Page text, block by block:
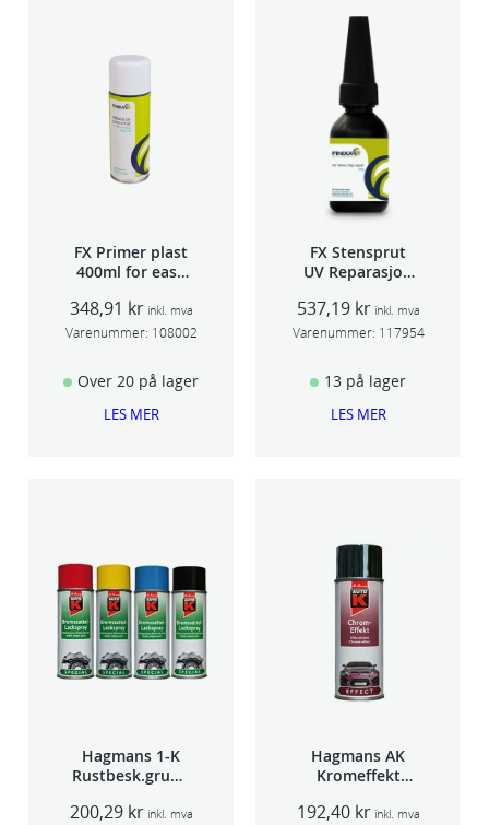
FX Primer plast
400ml for easy
TSP 030
348,91 kr inkl. mva
Varenummer: 108002
Over 20 på lager
LES MER
FX Stensprut
UV Reparasjon
537,19 kr inkl. mva
Varenummer: 117954
13 på lager
LES MER
Hagmans 1-K
Rustbesk.grunn
200,29 kr inkl. mva
Hagmans AK
Kromeffekt
192,40 kr inkl. mva